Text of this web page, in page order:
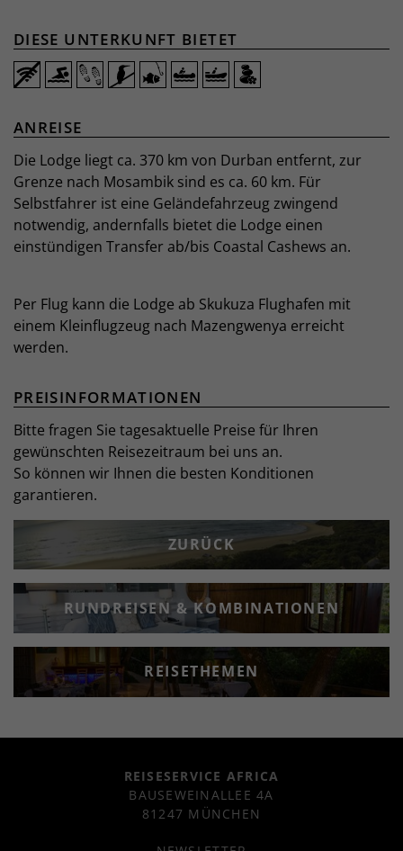
DIESE UNTERKUNFT BIETET
ANREISE
Die Lodge liegt ca. 370 km von Durban entfernt, zur
Grenze nach Mosambik sind es ca. 60 km. Für
Selbstfahrer ist eine Geländefahrzeug zwingend
notwendig, andernfalls bietet die Lodge einen
einstündigen Transfer ab/bis Coastal Cashews an.
Per Flug kann die Lodge ab Skukuza Flughafen mit
einem Kleinflugzeug nach Mazengwenya erreicht
werden.
PREISINFORMATIONEN
Bitte fragen Sie tagesaktuelle Preise für Ihren
gewünschten Reisezeitraum bei uns an.
So können wir Ihnen die besten Konditionen
garantieren.
ZURÜCK
RUNDREISEN & KOMBINATIONEN
REISETHEMEN
REISESERVICE AFRICA
BAUSEWEINALLEE 4A
81247 MÜNCHEN